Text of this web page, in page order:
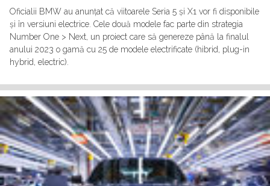
Oficialii BMW au anunțat că viitoarele Seria 5 și X1 vor fi disponibile
și în versiuni electrice. Cele două modele fac parte din strategia
Number One > Next, un proiect care să genereze până la finalul
anului 2023 o gamă cu 25 de modele electrificate (hibrid, plug-in
hybrid, electric).